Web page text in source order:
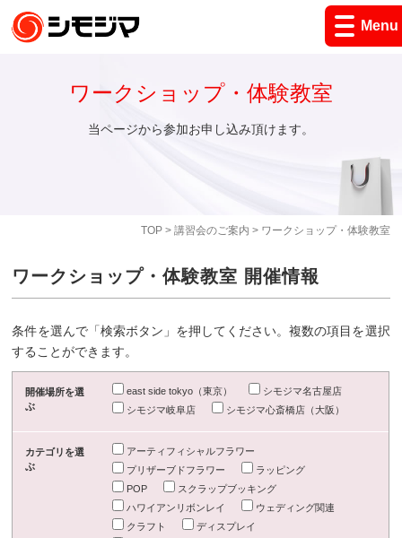
Menu
TOP> 講習会のご案内 > ワークショップ・体験教室
ワークショップ・体験教室
当ページから参加お申し込み頂けます。
ワークショップ・体験教室 開催情報
条件を選んで「検索ボタン」を押してください。複数の項目を選択
することができます。
開催場所を選
ぶ
east side tokyo（東京）
シモジマ名古屋店
シモジマ岐阜店
シモジマ心斎橋店（大阪）
カテゴリを選
ぶ
アーティフィシャルフラワー
プリザーブドフラワー
ラッピング
POP
スクラップブッキング
ハワイアンリボンレイ
ウェディング関連
クラフト
ディスプレイ